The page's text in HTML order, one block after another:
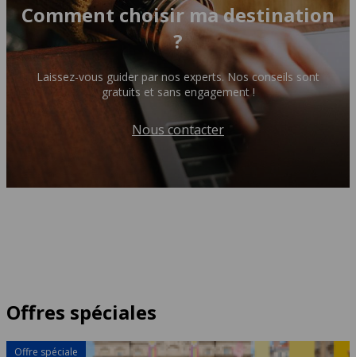
Comment choisir ma destination
?
Laissez-vous guider par nos experts. Nos conseils sont
gratuits et sans engagement !
Nous contacter
Offres spéciales
Offre spéciale